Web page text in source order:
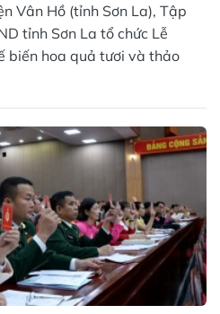
Vân Hồ (tỉnh Sơn La), Tập
tỉnh Sơn La tổ chức Lễ
biến hoa quả tươi và thảo